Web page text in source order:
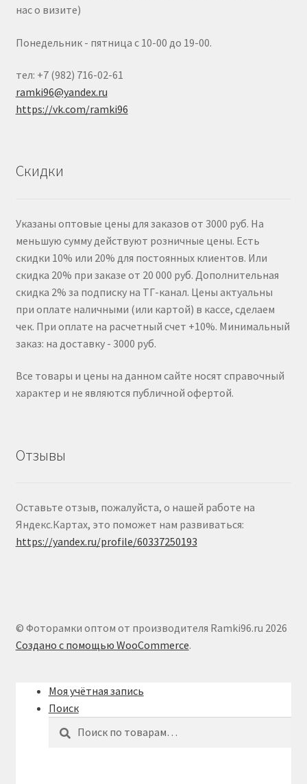
нас о визите)
Понедельник - пятница с 10-00 до 19-00.
тел: +7 (982) 716-02-61
ramki96@yandex.ru
https://vk.com/ramki96
Скидки
Указаны оптовые цены для заказов от 3000 руб. На
меньшую сумму действуют розничные цены. Есть
скидки 10% или 20% для постоянных клиентов. Или
скидка 20% при заказе от 20 000 руб. Дополнительная
скидка 2% за подписку на ТГ-канал. Цены актуальны
при оплате наличными (или картой) в кассе, сделаем
чек. При оплате на расчетный счет +10%. Минимальный
заказ: на доставку - 3000 руб.
Все товары и цены на данном сайте носят справочный
характер и не являются публичной офертой.
Отзывы
Оставьте отзыв, пожалуйста, о нашей работе на
Яндекс.Картах, это поможет нам развиваться:
https://yandex.ru/profile/60337250193
© Фоторамки оптом от производителя Ramki96.ru 2026
Создано с помощью WooCommerce.
Моя учётная запись
Поиск
Искать:
Поиск